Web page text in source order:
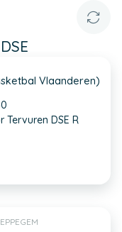
Vlaanderen)
Tervuren DSE R